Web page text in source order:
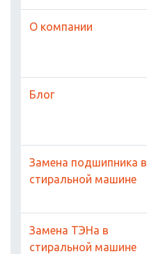
О компании
Блог
Замена подшипника в
стиральной машине
Замена ТЭНа в
стиральной машине